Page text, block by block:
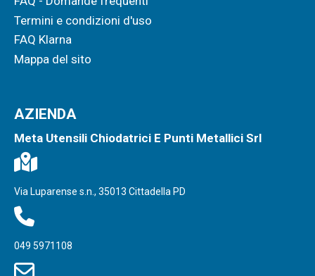
Termini e condizioni d'uso
FAQ Klarna
Mappa del sito
AZIENDA
Meta Utensili Chiodatrici E Punti Metallici Srl
Via Luparense s.n., 35013 Cittadella PD
049 5971108